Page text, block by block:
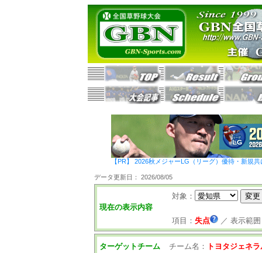
【PR】 2026秋メジャーLG（リーグ）優待・新規
データ更新日： 2026/08/05
現在の表示内容
対象：
項目： 失点 ／ 表示範囲
ターゲットチーム チーム名： トヨタジェネ